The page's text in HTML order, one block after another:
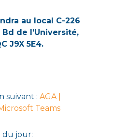
au local C-226
Bd de l’Université,
J9X 5E4.
suivant : AGA |
Teams
du jour: